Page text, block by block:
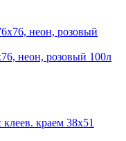
неон, розовый 100л